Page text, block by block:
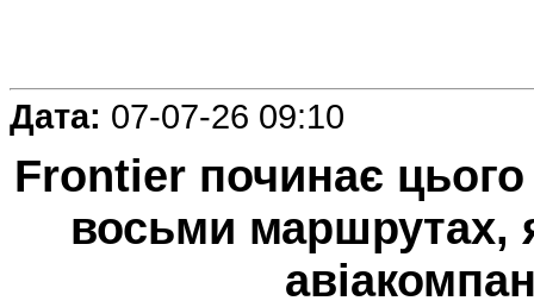
Дата: 07-07-26 09:10
Frontier починає
восьми маршрутах,